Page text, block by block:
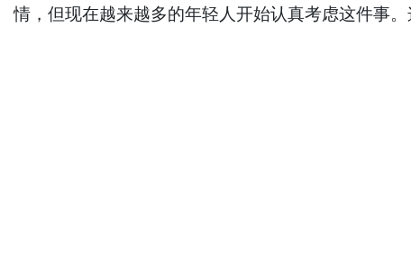
情，但现在越来越多的年轻人开始认真考虑这件事